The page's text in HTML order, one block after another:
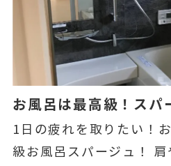
お風呂は最高級！スパ
1日の疲れを取りたい！
級お風呂スパージュ！